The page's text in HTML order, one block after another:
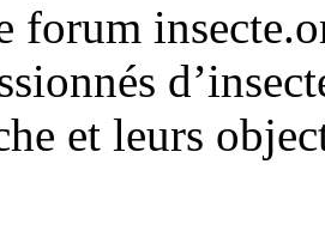
forum
et leurs